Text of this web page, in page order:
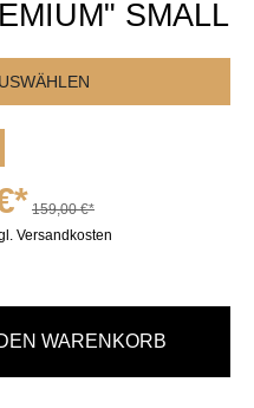
SMALL
159,00 €*
Versandkosten
WARENKORB